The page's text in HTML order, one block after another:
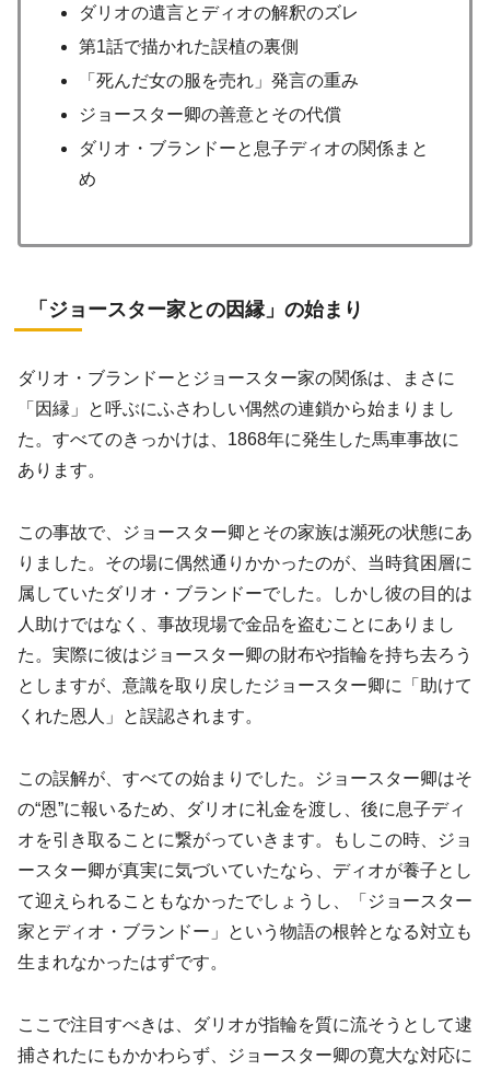
ダリオの遺言とディオの解釈のズレ
第1話で描かれた誤植の裏側
「死んだ女の服を売れ」発言の重み
ジョースター卿の善意とその代償
ダリオ・ブランドーと息子ディオの関係まと
め
「ジョースター家との因縁」の始まり
ダリオ・ブランドーとジョースター家の関係は、まさに
「因縁」と呼ぶにふさわしい偶然の連鎖から始まりまし
た。すべてのきっかけは、1868年に発生した馬車事故に
あります。
この事故で、ジョースター卿とその家族は瀕死の状態にあ
りました。その場に偶然通りかかったのが、当時貧困層に
属していたダリオ・ブランドーでした。しかし彼の目的は
人助けではなく、事故現場で金品を盗むことにありまし
た。実際に彼はジョースター卿の財布や指輪を持ち去ろう
としますが、意識を取り戻したジョースター卿に「助けて
くれた恩人」と誤認されます。
この誤解が、すべての始まりでした。ジョースター卿はそ
の“恩”に報いるため、ダリオに礼金を渡し、後に息子ディ
オを引き取ることに繋がっていきます。もしこの時、ジョ
ースター卿が真実に気づいていたなら、ディオが養子とし
て迎えられることもなかったでしょうし、「ジョースター
家とディオ・ブランドー」という物語の根幹となる対立も
生まれなかったはずです。
ここで注目すべきは、ダリオが指輪を質に流そうとして逮
捕されたにもかかわらず、ジョースター卿の寛大な対応に